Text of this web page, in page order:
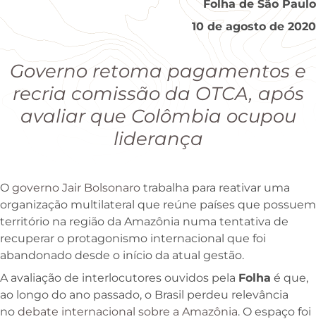
Folha de São Paulo
10 de agosto de 2020
Governo retoma pagamentos e
recria comissão da OTCA, após
avaliar que Colômbia ocupou
liderança
O governo Jair Bolsonaro trabalha para reativar uma
organização multilateral que reúne países que possuem
território na região da Amazônia numa tentativa de
recuperar o protagonismo internacional que foi
abandonado desde o início da atual gestão.
A avaliação de interlocutores ouvidos pela Folha é que,
ao longo do ano passado, o Brasil perdeu relevância
no debate internacional sobre a Amazônia. O espaço foi